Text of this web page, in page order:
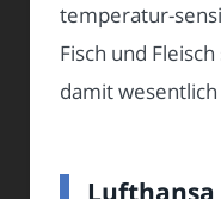
temperatur-
Fisch und
damit
Lufthansa